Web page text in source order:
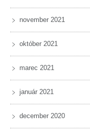
november 2021
október 2021
marec 2021
január 2021
december 2020